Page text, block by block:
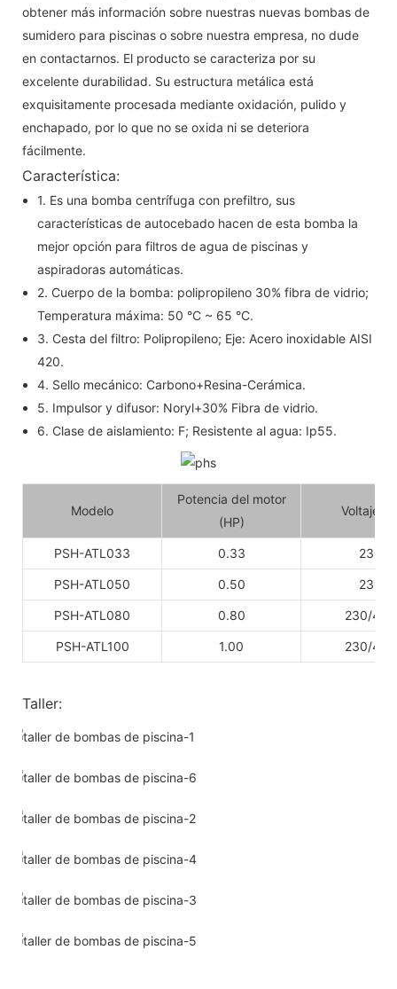
obtener más información sobre nuestras nuevas bombas de
sumidero para piscinas o sobre nuestra empresa, no dude
en contactarnos. El producto se caracteriza por su
excelente durabilidad. Su estructura metálica está
exquisitamente procesada mediante oxidación, pulido y
enchapado, por lo que no se oxida ni se deteriora
fácilmente.
Característica:
1. Es una bomba centrífuga con prefiltro, sus
características de autocebado hacen de esta bomba la
mejor opción para filtros de agua de piscinas y
aspiradoras automáticas.
2. Cuerpo de la bomba: polipropileno 30% fibra de vidrio;
Temperatura máxima: 50 °C ~ 65 °C.
3. Cesta del filtro: Polipropileno; Eje: Acero inoxidable AISI
420.
4. Sello mecánico: Carbono+Resina-Cerámica.
5. Impulsor y difusor: Noryl+30% Fibra de vidrio.
6. Clase de aislamiento: F; Resistente al agua: Ip55.
Modelo
Potencia del motor
(HP)
Voltaje
PSH-ATL033 0.33 230
PSH-ATL050 0.50 230
PSH-ATL080 0.80 230/400
PSH-ATL100 1.00 230/400
Taller: